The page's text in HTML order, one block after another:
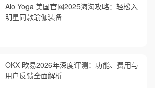
Alo Yoga 美国官网2025海淘攻略：轻松入
明星同款瑜伽装备
OKX 欧易2026年深度评测：功能、费用与
用户反馈全面解析